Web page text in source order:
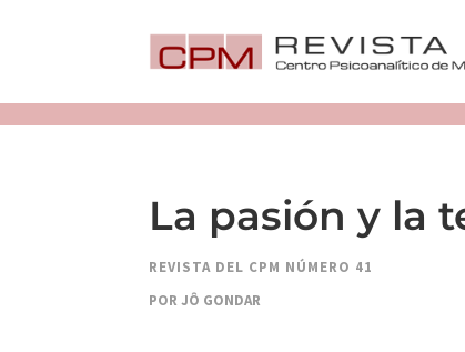
La pasión y la
REVISTA DEL CPM NÚMERO 41
POR JÔ GONDAR